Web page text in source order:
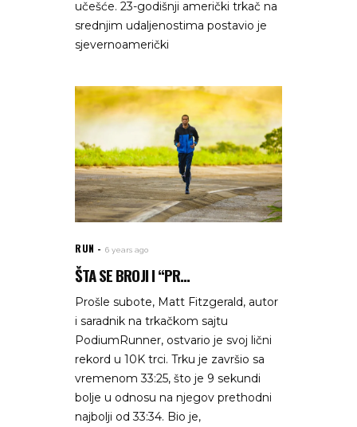
učešće. 23-godišnji američki trkač na
srednjim udaljenostima postavio je
sjevernoamerički
RUN 6 years ago
ŠTA SE BROJI I “PR...
Prošle subote, Matt Fitzgerald, autor
i saradnik na trkačkom sajtu
PodiumRunner, ostvario je svoj lični
rekord u 10K trci. Trku je završio sa
vremenom 33:25, što je 9 sekundi
bolje u odnosu na njegov prethodni
najbolji od 33:34. Bio je,